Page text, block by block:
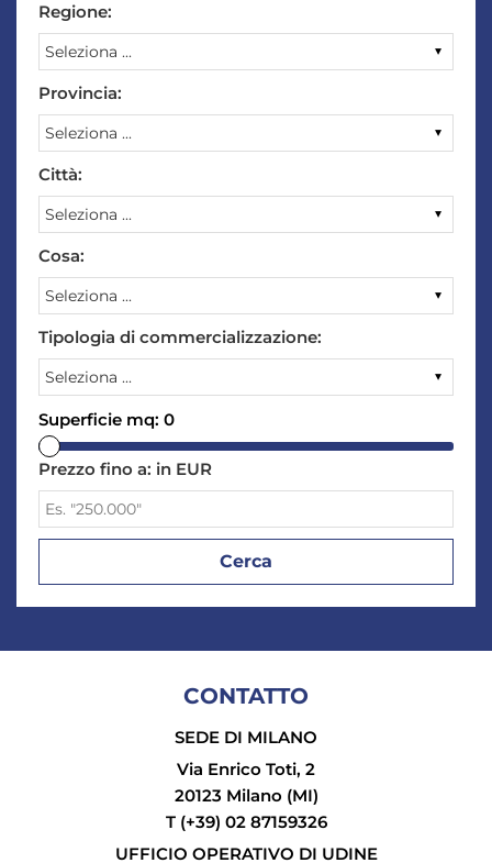
Regione:
Provincia:
Città:
Cosa:
Tipologia di commercializzazione:
Superficie mq: 0
Prezzo fino a: in EUR
CONTATTO
SEDE DI MILANO
Via Enrico Toti, 2
20123 Milano (MI)
T (+39) 02 87159326
UFFICIO OPERATIVO DI UDINE